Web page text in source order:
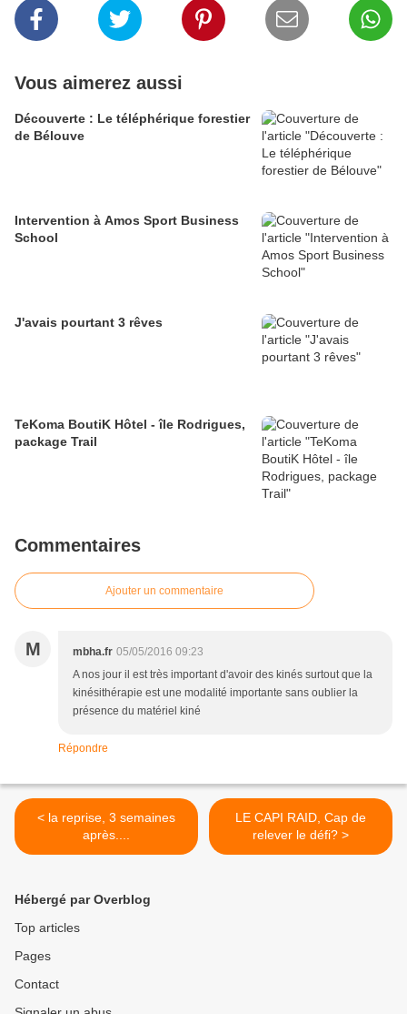
Vous aimerez aussi
Découverte : Le téléphérique forestier
de Bélouve
Intervention à Amos Sport Business
School
J'avais pourtant 3 rêves
TeKoma BoutiK Hôtel - île Rodrigues,
package Trail
Commentaires
Ajouter un commentaire
M mbha.fr 05/05/2016 09:23
A nos jour il est très important d'avoir des kinés surtout que la
kinésithérapie est une modalité importante sans oublier la
présence du matériel kiné
Répondre
< la reprise, 3 semaines
après....
LE CAPI RAID, Cap de
relever le défi? >
Hébergé par Overblog
Top articles
Pages
Contact